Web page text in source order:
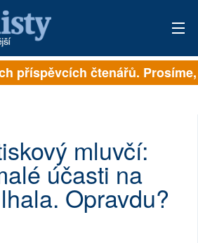
příspěvcích čtenářů. Prosíme,
mluvčí:
účasti na
Opravdu?